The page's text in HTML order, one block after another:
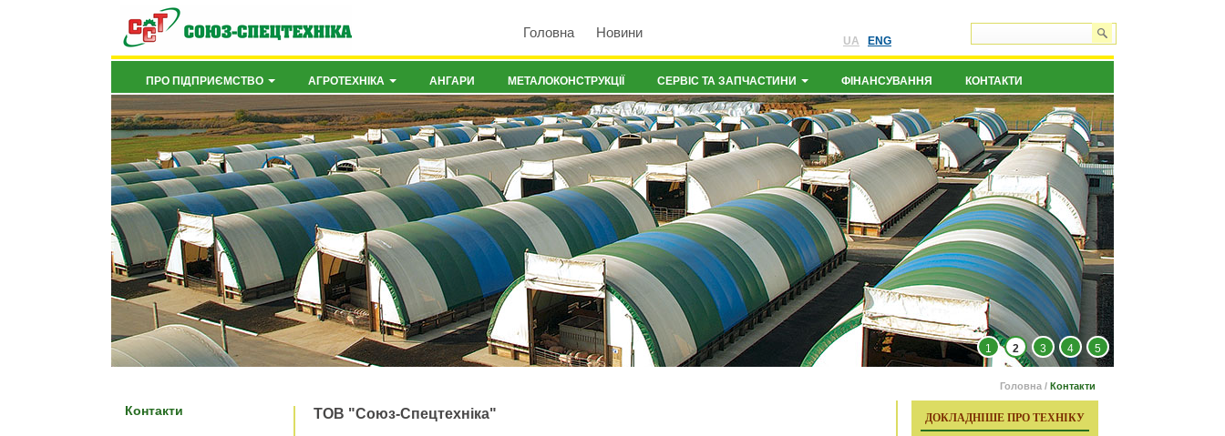
UA ENG
Головна Новини
ПРО ПІДПРИЄМСТВО АГРОТЕХНІКА АНГАРИ МЕТАЛОКОНСТРУКЦІЇ СЕРВІС ТА ЗАПЧАСТИНИ ФІНАНСУВАННЯ КОНТАКТИ
1 2 3 4 5
Головна / Контакти
ДОКЛАДНІШЕ ПРО ТЕХНІКУ
Контакти
ТОВ "Союз-Спецтехніка"